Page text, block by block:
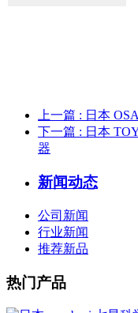
上一篇 : 日本
下一篇 : 日本
器
新闻动态
公司新闻
行业新闻
推荐新品
热门产品